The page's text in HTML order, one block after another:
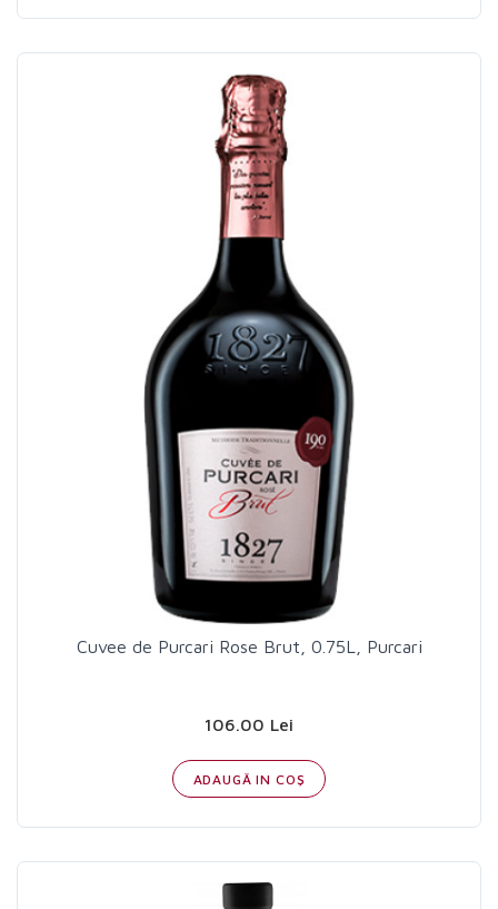
Cuvee de Purcari Rose Brut, 0.75L, Purcari
106.00 Lei
ADAUGĂ IN COŞ